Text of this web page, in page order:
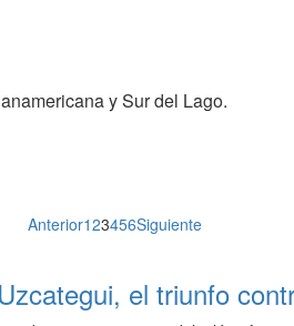
y Sur del Lago.
Paginación
entradas
Anterior123456Siguiente
el triunfo